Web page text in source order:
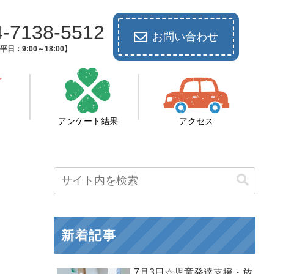
7138-5512
平日：9:00～18:00】
お問い合わせ
アンケート結果 アクセス
新着記事